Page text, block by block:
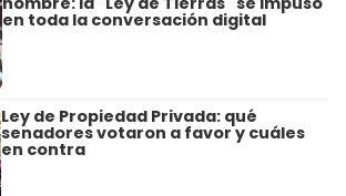
en toda la conversación digital
Ley de Propiedad Privada: qué
senadores votaron a favor y cuáles
en contra